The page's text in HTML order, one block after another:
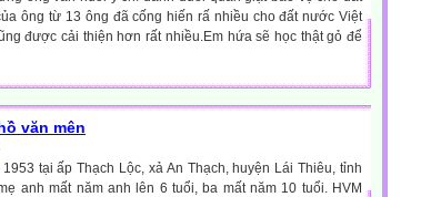
ông từ 13 ông đã cống hiến rấ nhiều cho đất nước Việt
được cải thiện hơn rất nhiều.Em hứa sẽ học thật gỏ để
văn mên
tại ấp Thạch Lộc, xả An Thạch, huyện Lái Thiêu, tỉnh
anh mất năm anh lên 6 tuổi, ba mất năm 10 tuổi. HVM